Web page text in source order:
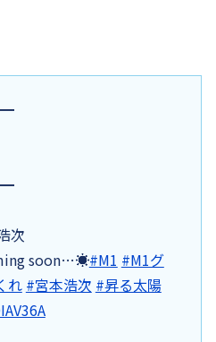
次
soon…☀#M1 #M1グ
れ #宮本浩次 #昇る太陽